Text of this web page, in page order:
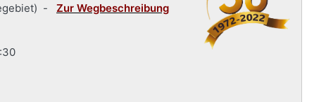
- Zur Wegbeschreibung